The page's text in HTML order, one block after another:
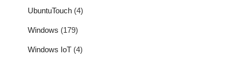
UbuntuTouch (4)
Windows (179)
Windows IoT (4)